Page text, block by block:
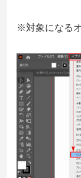
※対象になる